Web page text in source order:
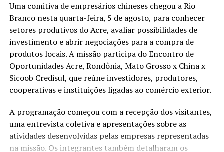
Estado, fortalecendo a indústria, a construção civil e a
renda dos trabalhadores”, disse.
O vereador Samir Bestene afirmou que a articulação
entre o município e o setor produtivo pode beneficiar
diferentes atividades econômicas. A reunião terminou
com encaminhamentos para a ampliação do uso de
tijolos maciços em ruas e travessas da capital.
A Prefeitura ainda não divulgou o cronograma das
obras, a relação das vias que serão atendidas nem o valor
previsto para a execução dos 50 quilômetros de
Uma comitiva de empresários chineses chegou a Rio
Branco nesta quarta-feira, 5 de agosto, para conhecer
setores produtivos do Acre, avaliar possibilidades de
investimento e abrir negociações para a compra de
produtos locais. A missão participa do Encontro de
Oportunidades Acre, Rondônia, Mato Grosso x China x
Sicoob Credisul, que reúne investidores, produtores,
cooperativas e instituições ligadas ao comércio exterior.
A programação começou com a recepção dos visitantes,
uma entrevista coletiva e apresentações sobre as
atividades desenvolvidas pelas empresas representadas
na missão. Os integrantes também detalharam os